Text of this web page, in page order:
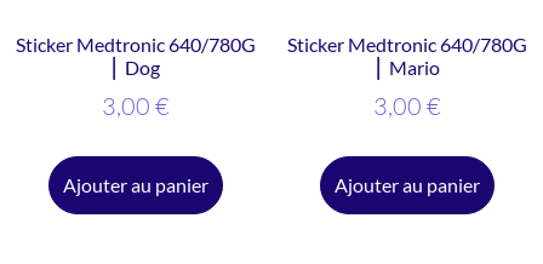
Sticker Medtronic 640/780G
⎜ Dog
3,00 €
Ajouter au panier
Sticker Medtronic 640/780G
⎜ Mario
3,00 €
Ajouter au panier